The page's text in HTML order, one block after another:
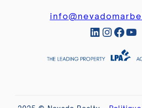
LinkedIn InstagramFacebook YouTube